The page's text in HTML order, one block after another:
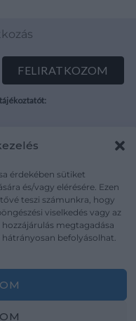
érdekében sütiket
és/vagy elérésére. Ezen
teszi számunkra, hogy
viselkedés vagy az
megtagadása
befolyásolhat.